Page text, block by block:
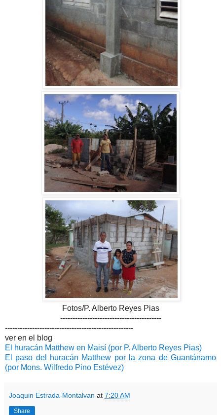
Fotos/P. Alberto Reyes Pias
-----------------------------------------
----------------------------------------------------
ver en el blog
El huracán Matthew en Maisí (por P. Alberto Reyes Pias)
El paso del huracán Matthew por la zona de Guantánamo
(por Mons. Wilfredo Pino Estévez)
Joaquin Estrada-Montalvan at 7:20 AM
Share